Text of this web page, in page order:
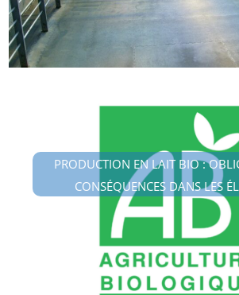
PRODUCTION EN LAIT BIO :
CONSÉQUENCES DANS LES